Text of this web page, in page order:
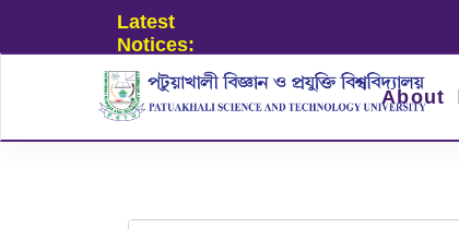
Latest
Notices:
About